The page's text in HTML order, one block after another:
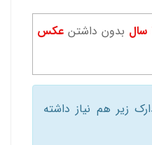
بدون داشتن عکس
زیر هم نیاز داشته